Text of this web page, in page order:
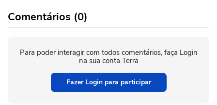
Comentários (0)
Para poder interagir com todos comentários, faça Login
na sua conta Terra
Fazer Login para participar